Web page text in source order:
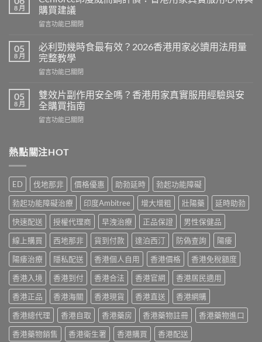
馬
糖
效
真
相：
香
港
家
實
與
購
南〉
中
8 月
購買建議
在
印
度
威
而
評
價：
香
港
真
用
心
得
與
購
買
建
議〉
中
留言功能已關閉
05
8 月
必利勁幾時食最有效？2026香港用家必讀用法用量
完整教學
在
利
勁
幾
時
有
香
港
用
家
必
讀
用
法
用
量
完
整
教
學〉
中
留言功能已關閉
05
8 月
雙效片副作用安全嗎？香港用家真實服用經驗與安
全購買指南
在
片
副
用
安
全
嗎？
香
港
用
家
真
實
服
用
經
驗
與
安
全
留言功能已關閉
熱點關注HOT
ED 伐地那非 價格優惠 助勃延時
勃起功能障礙
勃起功能障礙治療
印度Ambitree 增大增粗 壯陽藥
延時助勃
快速配送
授權代理商 早洩治療 正品保證
男性保健品
線上購買
西地那非 貨到付款 達泊西汀 防偽查詢
陽痿
陽痿治療
隱私配送 香港個人自用 香港價格
香港免稅額度
香港入境
香港到付 香港合法 香港官網
香港居民適用
香港正品
香港海關 香港現貨 香港直送
香港網購
香港總代理
香港自取 香港藥房 香港藥物註冊
香港藥物進口
香港藥物銷售
香港衛生署 香港購買 香港配送